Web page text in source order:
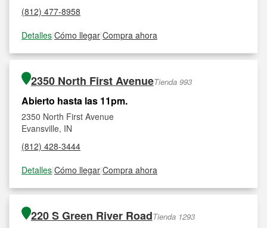
(812) 477-8958
Detalles|Cómo llegar|Compra ahora
2350 North First AvenueTienda 993
Abierto hasta las 11pm.
2350 North First Avenue
Evansville, IN
(812) 428-3444
Detalles|Cómo llegar|Compra ahora
220 S Green River RoadTienda 1293